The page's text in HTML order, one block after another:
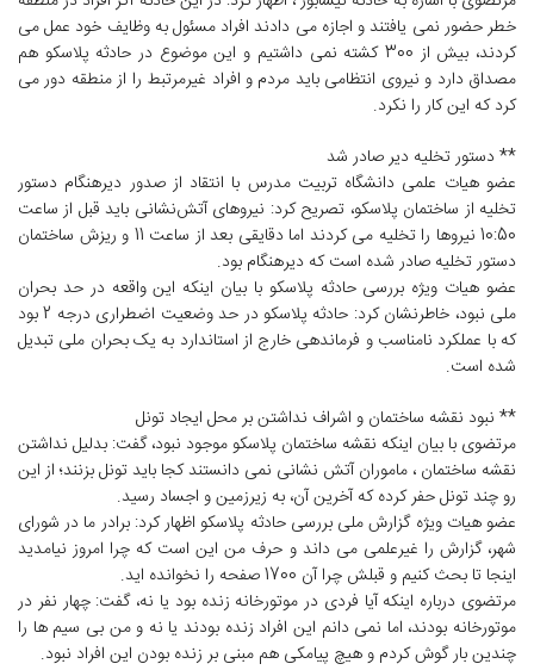
خطر حضور نمی یافتند و اجازه می دادند افراد مسئول به وظایف خود عمل می
کردند، بیش از 300 کشته نمی داشتیم و این موضوع در حادثه پلاسکو هم
مصداق دارد و نیروی انتظامی باید مردم و افراد غیرمرتبط را از منطقه دور می
کرد که این کار را نکرد.
** دستور تخلیه دیر صادر شد
عضو هیات علمی دانشگاه تربیت مدرس با انتقاد از صدور دیرهنگام دستور
تخلیه از ساختمان پلاسکو، تصریح کرد: نیروهای آتش‌نشانی باید قبل از ساعت
10:50 نیروها را تخلیه می ‌کردند اما دقایقی بعد از ساعت 11 و ریزش ساختمان
دستور تخلیه صادر شده است که دیرهنگام بود.
عضو هیات ویژه بررسی حادثه پلاسکو با بیان اینکه این واقعه در حد بحران
ملی نبود، خاطرنشان کرد: حادثه پلاسکو در حد وضعیت اضطراری درجه 2 بود
که با عملکرد نامناسب و فرماندهی خارج از استاندارد به یک بحران ملی تبدیل
شده است.
** نبود نقشه ساختمان و اشراف نداشتن بر محل ایجاد تونل
مرتضوی با بیان اینکه نقشه ساختمان پلاسکو موجود نبود، گفت: بدلیل نداشتن
نقشه ساختمان ، ماموران آتش نشانی نمی دانستند کجا باید تونل بزنند؛ از این
رو چند تونل حفر کرده که آخرین آن، به زیرزمین و اجساد رسید.
عضو هیات ویژه گزارش ملی بررسی حادثه پلاسکو اظهار کرد: برادر ما در شورای
شهر، گزارش را غیرعلمی می داند و حرف من این است که چرا امروز نیامدید
اینجا تا بحث کنیم و قبلش چرا آن 1700 صفحه را نخوانده اید.
مرتضوی درباره اینکه آیا فردی در موتورخانه زنده بود یا نه، گفت: چهار نفر در
موتورخانه بودند، اما نمی دانم این افراد زنده بودند یا نه و من بی سیم ها را
چندین بار گوش کردم و هیچ پیامکی هم مبنی بر زنده بودن این افراد نبود.